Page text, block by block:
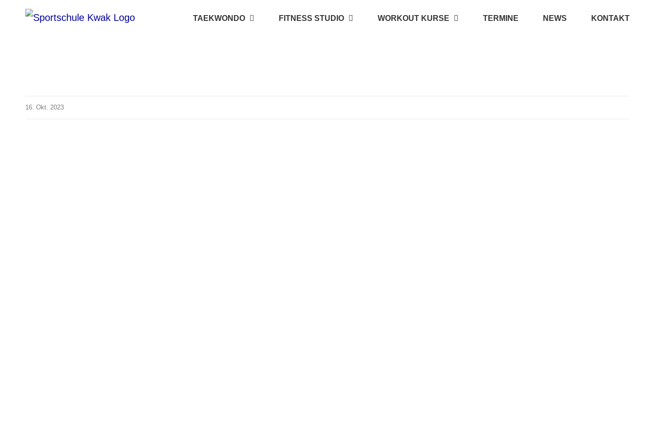
TAEKWONDO FITNESS STUDIO WORKOUT KURSE TERMINE NEWS KONTAKT
16. Okt. 2023